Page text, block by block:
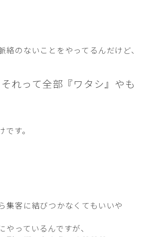
絡のないことをやってるんだけど、
それって全部『ワタシ』やも
す。
集客に結びつかなくてもいいや
やっているんですが、